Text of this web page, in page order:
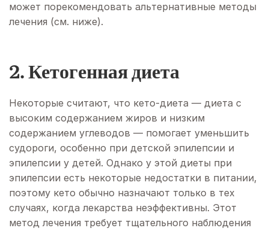
может порекомендовать альтернативные методы
лечения (см. ниже).
2. Кетогенная диета
Некоторые считают, что кето-диета — диета с
высоким содержанием жиров и низким
содержанием углеводов — помогает уменьшить
судороги, особенно при детской эпилепсии и
эпилепсии у детей. Однако у этой диеты при
эпилепсии есть некоторые недостатки в питании,
поэтому кето обычно назначают только в тех
случаях, когда лекарства неэффективны. Этот
метод лечения требует тщательного наблюдения